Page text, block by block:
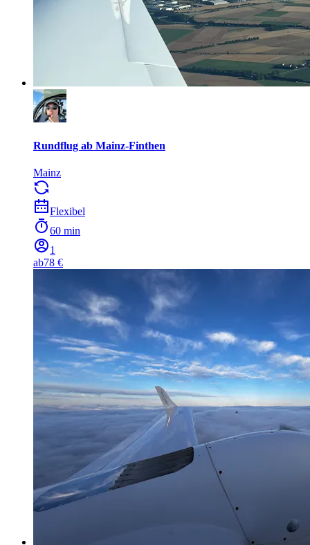
Rundflug ab Mainz-Finthen
Mainz
Flexibel
60 min
1
ab78 €